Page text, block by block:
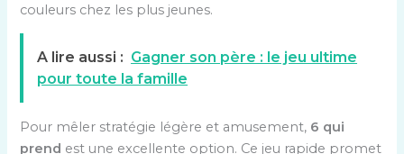
couleurs chez les plus jeunes.
A lire aussi : Gagner son père : le jeu ultime
pour toute la famille
Pour mêler stratégie légère et amusement, 6 qui
prend est une excellente option. Ce jeu rapide promet